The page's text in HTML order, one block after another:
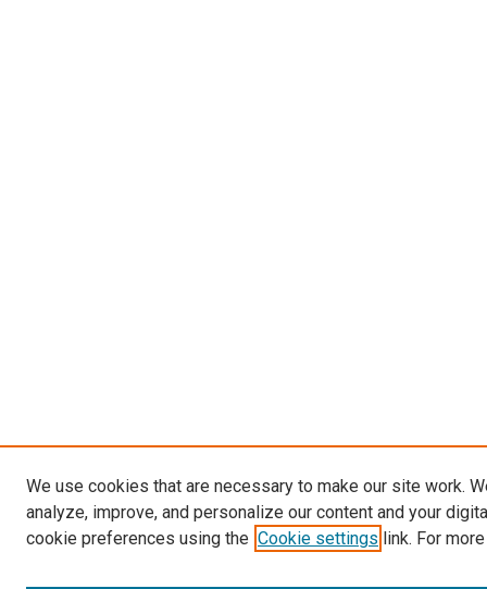
We use cookies that are necessary to make our site work.
analyze, improve, and personalize our content and your
cookie preferences using the Cookie settings link. For